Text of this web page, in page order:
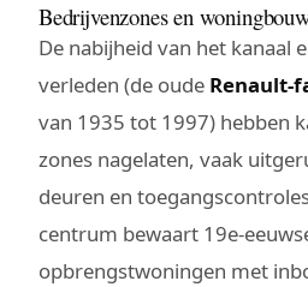
Bedrijvenzones en
De nabijheid van het kanaal
verleden (de oude Renault-
van 1935 tot 1997) hebben
zones nagelaten, vaak
deuren en
centrum bewaart 19e-
opbrengstwoningen met